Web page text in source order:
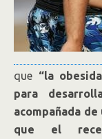
que “la
para
acompañada
que el